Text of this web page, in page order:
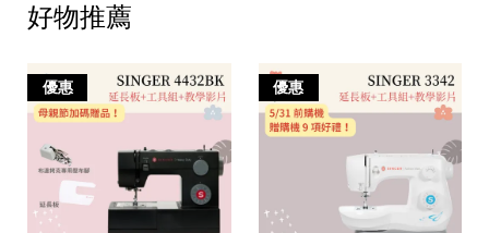
好物推薦
優惠 優惠